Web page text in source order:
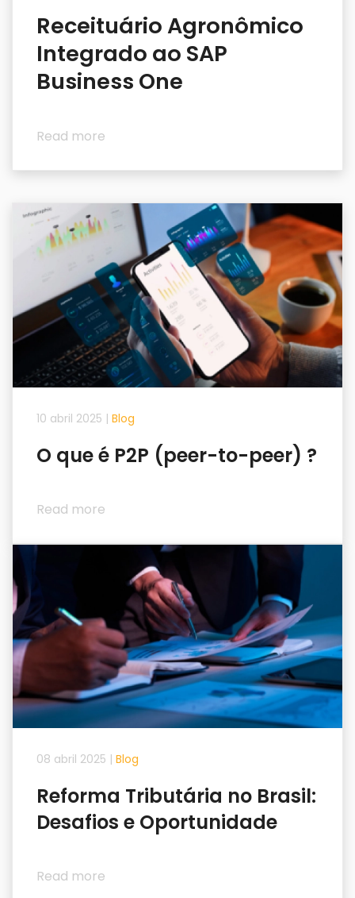
Receituário Agronômico
Integrado ao SAP
Business One
Read more
10 abril 2025 | Blog
O que é P2P (peer-to-peer) ?
Read more
08 abril 2025 | Blog
Reforma Tributária no Brasil:
Desafios e Oportunidade
Read more